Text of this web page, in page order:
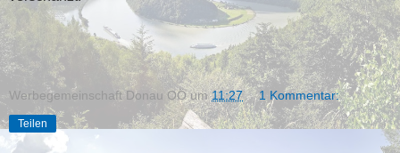
Werbegemeinschaft Donau OÖ um11:27 1 Kommentar:
Teilen